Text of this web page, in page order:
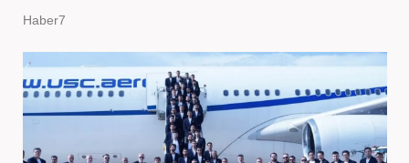
Haber7